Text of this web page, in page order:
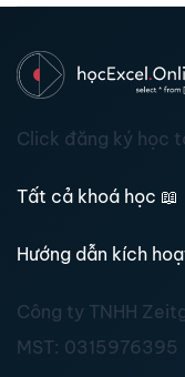
Click đăng ký học
Tất cả khoá học 📖
Hướng dẫn kích
Công ty TNHH
MST: 0315976395